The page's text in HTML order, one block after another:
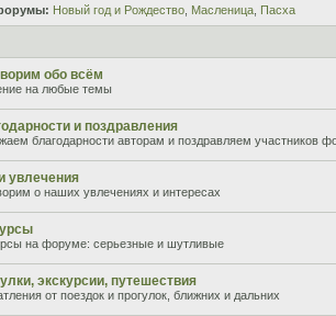
Новый год и Рождество Масленица Пасха
обо всём
на любые темы
и поздравления
благодарности авторам и поздравляем участников
увлечения
о наших увлечениях и интересах
на форуме: серьезные и шутливые
экскурсии, путешествия
от поездок и прогулок, ближних и дальних